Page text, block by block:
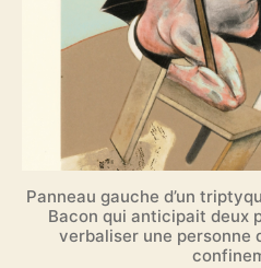
Panneau gauche d’un
Bacon qui anticipait deux
verbaliser une personne